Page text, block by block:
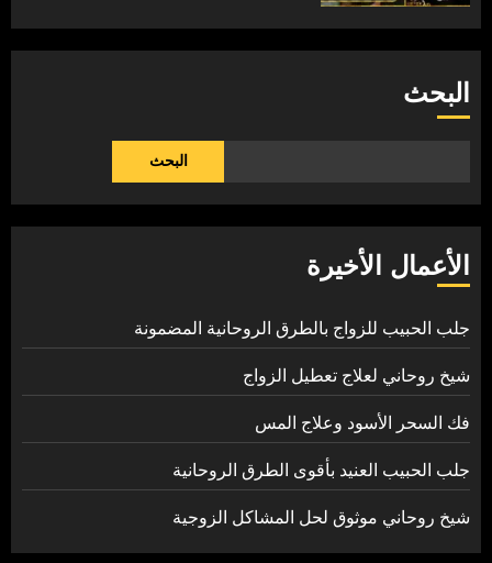
البحث
البحث
الأعمال الأخيرة
جلب الحبيب للزواج بالطرق الروحانية المضمونة
شيخ روحاني لعلاج تعطيل الزواج
فك السحر الأسود وعلاج المس
جلب الحبيب العنيد بأقوى الطرق الروحانية
شيخ روحاني موثوق لحل المشاكل الزوجية